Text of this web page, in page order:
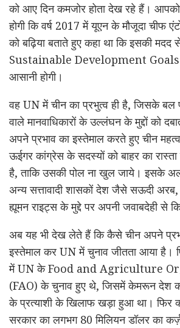
को आए दिन कमजोर होता देख रहे हैं। आपको
होगी कि वर्ष 2017 में यूएन के मौजूदा चीफ
को बढ़िया बताते हुए कहा था कि इसकी
Sustainable Development Goals
आसानी होगी।
वह UN में चीन का प्रभुत्व ही है, जिसके बल
वाले मानवाधिकारों के उल्लंघन के मुद्दों को
अपने प्रभाव का इस्तेमाल करते हुए चीन
ऊईगर कांग्रेस के सदस्यों को बाहर का
है, ताकि उसकी पोल ना खुल जाये। इसके
अन्य सत्तावादी शासकों देश जैसे सऊदी
ह्यूमन राइट्स के मुद्दे पर अपनी जवाबदेही से
अब यह भी देख लेते हैं कि कैसे चीन अपने
इस्तेमाल कर UN में चुनाव जीतता आया है।
में UN के Food and Agriculture
(FAO) के चुनाव हुए थे, जिसमें केमरून देश
के प्रत्याशी के खिलाफ खड़ा हुआ था। फिर
सरकार का लगभग 80 मिलियन डॉलर का